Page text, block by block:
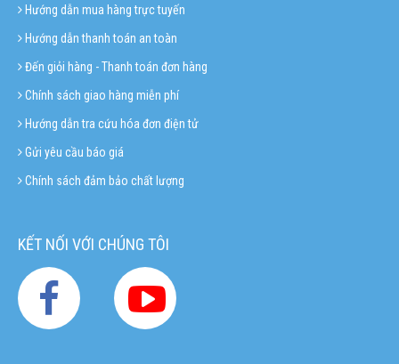
Hướng dẫn mua hàng trực tuyến
Hướng dẫn thanh toán an toàn
Đến giỏi hàng - Thanh toán đơn hàng
Chính sách giao hàng miễn phí
Hướng dẫn tra cứu hóa đơn điện tử
Gửi yêu cầu báo giá
Chính sách đảm bảo chất lượng
KẾT NỐI VỚI CHÚNG TÔI